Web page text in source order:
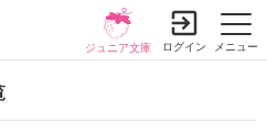
メニュー
ジュニア文庫 ログイン